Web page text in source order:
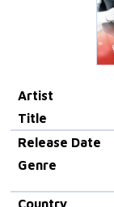
Artist
Title
Release Date
Genre
Country